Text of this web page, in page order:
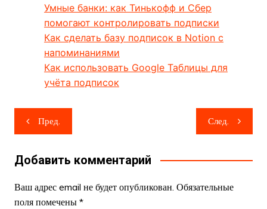
Умные банки: как Тинькофф и Сбер
помогают контролировать подписки
Как сделать базу подписок в Notion с
напоминаниями
Как использовать Google Таблицы для
учёта подписок
Навигация
по
записям
Пред. След.
Добавить комментарий
Ваш адрес email не будет опубликован. Обязательные
поля помечены *